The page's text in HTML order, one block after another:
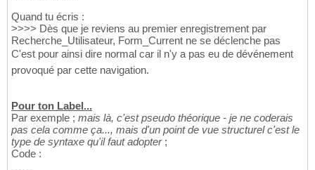
Quand tu écris :
>>>> Dès que je reviens au premier enregistrement par
Recherche_Utilisateur, Form_Current ne se déclenche pas
C'est pour ainsi dire normal car il n'y a pas eu de dévénement
provoqué par cette navigation.
Pour ton Label...
Par exemple ; mais là, c'est pseudo théorique - je ne coderais
pas cela comme ça..., mais d'un point de vue structurel c'est le
type de syntaxe qu'il faut adopter;
Code :